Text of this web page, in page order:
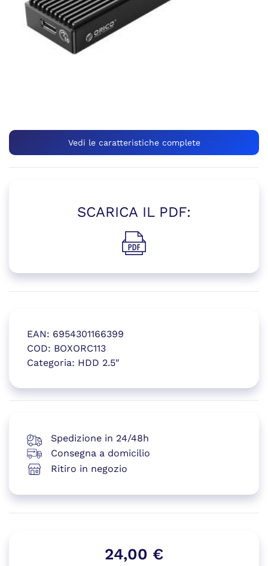
Vedi le caratteristiche complete
EAN: 6954301166399
COD: BOXORC113
Categoria: HDD 2.5″
SCARICA IL PDF:
(si apre in una nuova
24,00 €
Spedizione in 24/48h
Consegna a domicilio
Ritiro in negozio